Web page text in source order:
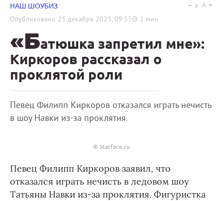
НАШ ШОУБИЗ
Опубликовано 25 декабря 2023, 09:55 1 мин.
a A
«Батюшка запретил мне»:
Киркоров рассказал о
проклятой роли
Певец Филипп Киркоров отказался играть нечисть
в шоу Навки из-за проклятия.
© Starface.ru
Певец Филипп Киркоров заявил, что
отказался играть нечисть в ледовом шоу
Татьяны Навки из-за проклятия. Фигуристка